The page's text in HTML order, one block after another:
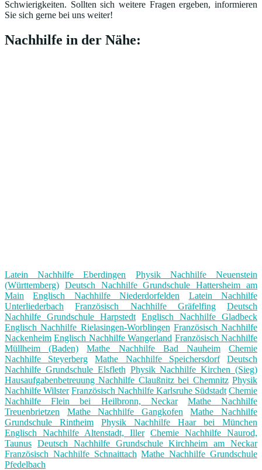
Schwierigkeiten. Sollten sich weitere Fragen ergeben, informieren
Sie sich gerne bei uns weiter!
Nachhilfe in der Nähe:
Latein Nachhilfe Eberdingen
Physik Nachhilfe Neuenstein
(Württemberg) Deutsch Nachhilfe Grundschule Hattersheim am
Main
Englisch Nachhilfe Niederdorfelden
Latein Nachhilfe
Unterliederbach
Französisch Nachhilfe Gräfelfing
Deutsch
Nachhilfe Grundschule Harpstedt Englisch Nachhilfe Gladbeck
Englisch Nachhilfe Rielasingen-Worblingen Französisch Nachhilfe
Nackenheim Englisch Nachhilfe Wangerland Französisch Nachhilfe
Müllheim (Baden)
Mathe Nachhilfe Bad Nauheim
Chemie
Nachhilfe Steyerberg
Mathe Nachhilfe Speichersdorf
Deutsch
Nachhilfe Grundschule Elsfleth Physik Nachhilfe Kirchen (Sieg)
Hausaufgabenbetreuung Nachhilfe Claußnitz bei Chemnitz Physik
Nachhilfe Wilster Französisch Nachhilfe Karlsruhe Südstadt Chemie
Nachhilfe Flein bei Heilbronn, Neckar
Mathe Nachhilfe
Treuenbrietzen
Mathe Nachhilfe Gangkofen
Mathe Nachhilfe
Grundschule Rintheim
Physik Nachhilfe Haar bei München
Englisch Nachhilfe Altenstadt, Iller Chemie Nachhilfe Naurod,
Taunus Deutsch Nachhilfe Grundschule Kirchheim am Neckar
Französisch Nachhilfe Schnaittach Mathe Nachhilfe Grundschule
Pfedelbach